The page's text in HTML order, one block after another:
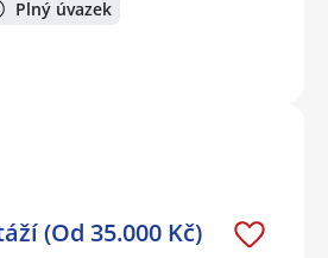
Plný úvazek
(Od 35.000 Kč)